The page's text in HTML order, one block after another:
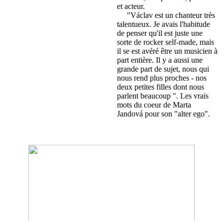
et acteur.
"Václav est un chanteur très
talentueux. Je avais l'habitude
de penser qu'il est juste une
sorte de rocker self-made, mais
il se est avéré être un musicien à
part entière. Il y a aussi une
grande part de sujet, nous qui
nous rend plus proches - nos
deux petites filles dont nous
parlent beaucoup ". Les vrais
mots du coeur de Marta
Jandová pour son "alter ego".